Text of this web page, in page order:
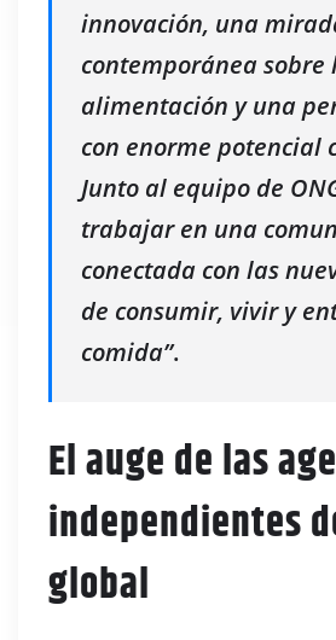
innovación, una
contemporánea sobre
alimentación y una
con enorme potencial
Junto al equipo de
trabajar en una
conectada con las
de consumir, vivir y
comida”.
El auge de las
independientes
global